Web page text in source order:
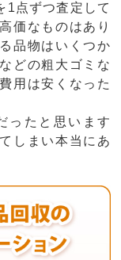
1点ずつ査定して
価なものはあり
品物はいくつか
どの粗大ゴミな
用は安くなった
ったと思います
しまい本当にあ